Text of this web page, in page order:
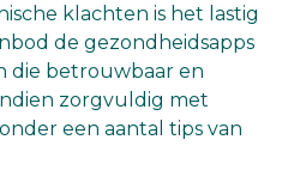
klachten is het lastig
de gezondheidsapps
die betrouwbaar en
zorgvuldig met
een aantal tips van